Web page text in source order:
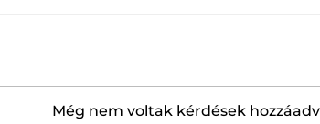
Még nem voltak kérdések